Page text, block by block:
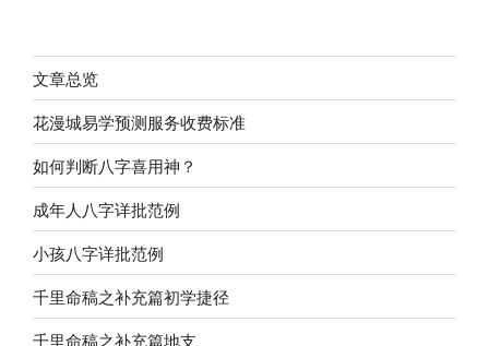
文章总览
花漫城易学预测服务收费标准
如何判断八字喜用神？
成年人八字详批范例
小孩八字详批范例
千里命稿之补充篇初学捷径
千里命稿之补充篇地支